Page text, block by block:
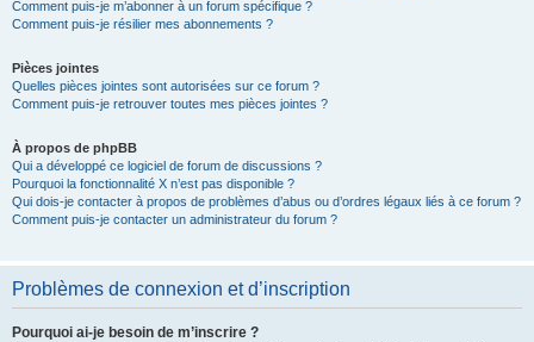
Comment puis-je m’abonner à un forum spécifique ?
Comment puis-je résilier mes abonnements ?
Pièces jointes
Quelles pièces jointes sont autorisées sur ce forum ?
Comment puis-je retrouver toutes mes pièces jointes ?
À propos de phpBB
Qui a développé ce logiciel de forum de discussions ?
Pourquoi la fonctionnalité X n’est pas disponible ?
Qui dois-je contacter à propos de problèmes d’abus ou d’ordres légaux liés à ce forum ?
Comment puis-je contacter un administrateur du forum ?
Problèmes de connexion et d’inscription
Pourquoi ai-je besoin de m’inscrire ?